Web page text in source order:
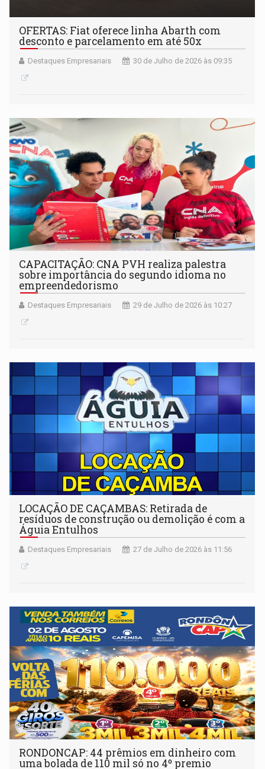
OFERTAS: Fiat oferece linha Abarth com
desconto e parcelamento em até 50x
Destaques Empresariais 30 de Julho de 2026 às 09:35
CAPACITAÇÃO: CNA PVH realiza palestra
sobre importância do segundo idioma no
empreendedorismo
Destaques Empresariais 29 de Julho de 2026 às 10:27
LOCAÇÃO DE CAÇAMBAS: Retirada de
resíduos de construção ou demolição é com a
Águia Entulhos
Destaques Empresariais 27 de Julho de 2026 às 11:56
RONDONCAP: 44 prêmios em dinheiro com
uma bolada de 110 mil só no 4º premio